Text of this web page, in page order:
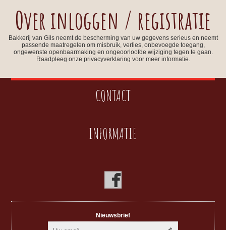
Over inloggen / registratie
Bakkerij van Gils neemt de bescherming van uw gegevens serieus en neemt
passende maatregelen om misbruik, verlies, onbevoegde toegang,
ongewenste openbaarmaking en ongeoorloofde wijziging tegen te gaan.
Raadpleeg onze privacyverklaring voor meer informatie.
CONTACT
INFORMATIE
Nieuwsbrief